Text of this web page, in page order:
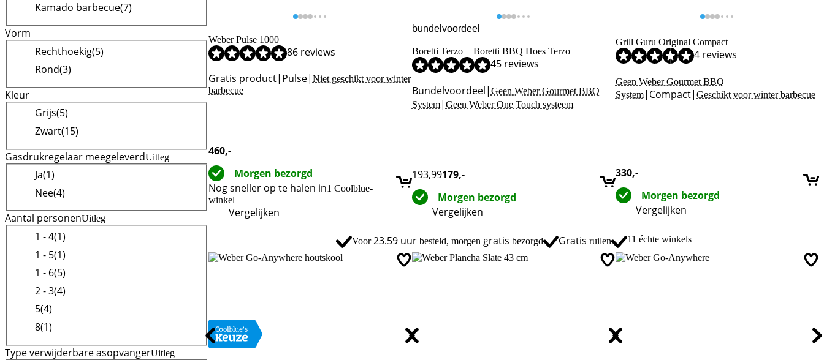
Kamado barbecue(7)
Vorm
Rechthoekig(5)
Rond(3)
Kleur
Grijs(5)
Zwart(15)
Gasdrukregelaar meegeleverdUitleg
Ja(1)
Nee(4)
Aantal personenUitleg
1 - 4(1)
1 - 5(1)
1 - 6(5)
2 - 3(4)
5(4)
8(1)
Type verwijderbare asopvangerUitleg
Weber Pulse 1000
Beoordeling is 9,2 van de 10, gebaseerd op 86 reviews.
86 reviews
Gratis product| Pulse|Niet geschikt voor winter
barbecue
460,-
Morgen bezorgd
Nog sneller op te halen in1 Coolblue-
winkel
Vergelijken
bundelvoordeel
Boretti Terzo + Boretti BBQ Hoes Terzo
Beoordeling is 9,1 van de 10, gebaseerd op 45 reviews.
45 reviews
Bundelvoordeel|Geen Weber Gourmet BBQ
System|Geen Weber One Touch systeem
193,99179,-
Morgen bezorgd
Vergelijken
Grill Guru Original Compact
Beoordeling is 7,2 van de 10, gebaseerd op 4 reviews.
4 reviews
Geen Weber Gourmet BBQ
System| Compact|Geschikt voor winter barbecue
330,-
Morgen bezorgd
Vergelijken
Voor23.59 uurbesteld, morgen gratis bezorgd Gratis ruilen 11 échte winkels